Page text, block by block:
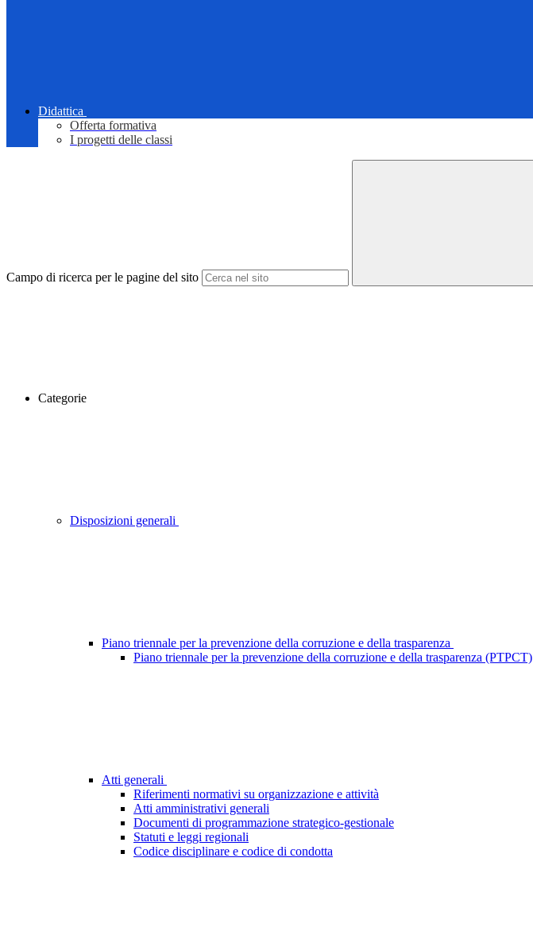
Didattica
Offerta formativa
I progetti delle classi
Campo di ricerca per le pagine del sito
Categorie
Disposizioni generali
Piano triennale per la prevenzione della corruzione e della trasparenza
Piano triennale per la prevenzione della corruzione e della trasparenza (PTPCT)
Atti generali
Riferimenti normativi su organizzazione e attività
Atti amministrativi generali
Documenti di programmazione strategico-gestionale
Statuti e leggi regionali
Codice disciplinare e codice di condotta